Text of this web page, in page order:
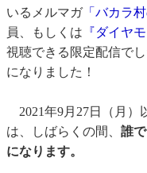
いるメルマガ「バカラ
員、もしくは 『ダイヤ
視聴できる限定配信で
になりました！
2021年9月27日（月）
は、しばらくの間、 誰
になります。